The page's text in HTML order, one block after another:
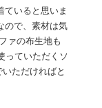
ていると思いま
ので、素材は気
ァの布生地も
っていただくソ
ただければと